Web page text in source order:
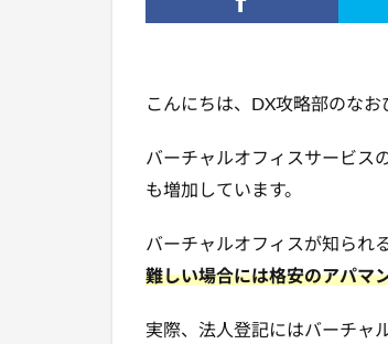
こんにちは、DX攻略部のなお
バーチャルオフィスサービス
も増加しています。
バーチャルオフィスが知られ
難しい場合には格安のアパマ
実際、法人登記にはバーチャ